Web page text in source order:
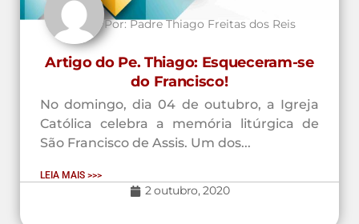
Por:Padre Thiago Freitas dos Reis
Artigo do Pe. Thiago: Esqueceram-se
do Francisco!
No domingo, dia 04 de outubro, a Igreja
Católica celebra a memória litúrgica de
São Francisco de Assis. Um dos...
LEIA MAIS >>>
2 outubro, 2020